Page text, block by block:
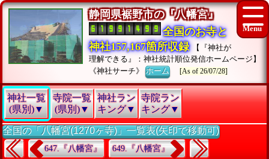
静岡県裾野市の『八幡宮』
全国のお寺と
神社157,167箇所収録
【『神社が
理解できる』：神社統計順位発信ホームページ】
《神社サーチ》ホーム [As of 26/07/28]
神社一覧
(県別)▼
寺院一覧
(県別)▼
神社ラン
キング▼
寺院ラン
キング▼
全国の「八幡宮(1270ヶ寺)」一覧表(矢印で移動可)
647.『八幡宮』 649.『八幡宮』